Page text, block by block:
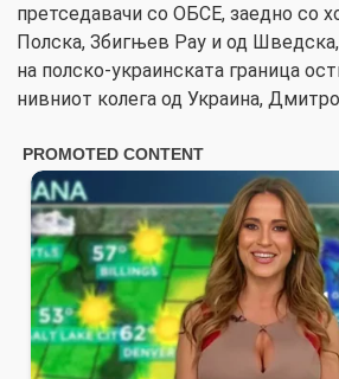
претседавачи со ОБСЕ, заедно со
Полска, Збигњев Рау и од
на полско-украинската граница
нивниот колега од Украина,